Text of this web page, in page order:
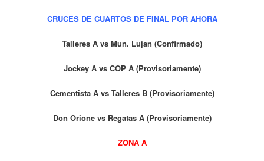
CRUCES DE CUARTOS DE FINAL POR AHORA
Talleres A vs Mun. Lujan (Confirmado)
Jockey A vs COP A (Provisoriamente)
Cementista A vs Talleres B (Provisoriamente)
Don Orione vs Regatas A (Provisoriamente)
ZONA A